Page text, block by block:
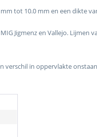
tot 10.0 mm en een dikte
Jigmenz en Vallejo.
in oppervlakte